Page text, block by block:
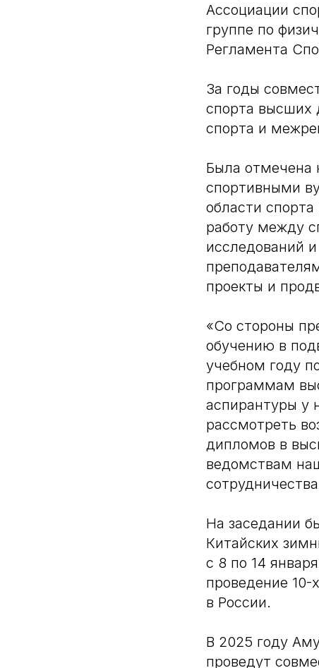
Ассоциации
группе по
Регламента
За годы
спорта высших
спорта и
Была отмечена
спортивными
области
работу между
исследований
проекты и
«Со стороны
обучению в
учебном году
программам
аспирантуры у
рассмотреть
дипломов в
ведомствам
На заседании
Китайских
с 8 по 14
проведение
в России.
В 2025 году
проведут